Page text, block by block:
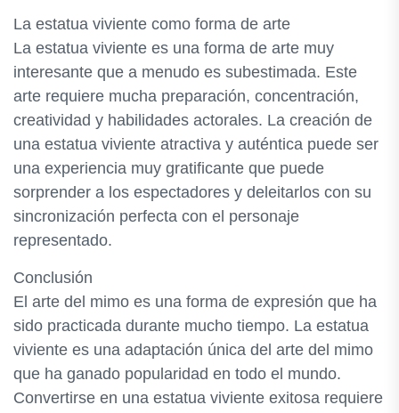
La estatua viviente como forma de arte
La estatua viviente es una forma de arte muy
interesante que a menudo es subestimada. Este
arte requiere mucha preparación, concentración,
creatividad y habilidades actorales. La creación de
una estatua viviente atractiva y auténtica puede ser
una experiencia muy gratificante que puede
sorprender a los espectadores y deleitarlos con su
sincronización perfecta con el personaje
representado.
Conclusión
El arte del mimo es una forma de expresión que ha
sido practicada durante mucho tiempo. La estatua
viviente es una adaptación única del arte del mimo
que ha ganado popularidad en todo el mundo.
Convertirse en una estatua viviente exitosa requiere